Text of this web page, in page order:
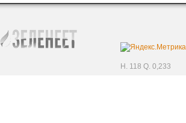
H. 118 Q. 0,233